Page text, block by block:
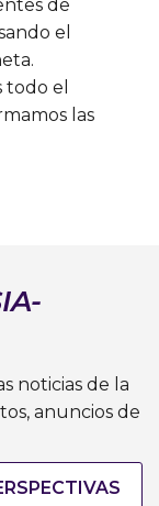
de
el
todo el
las
noticias de la
anuncios de